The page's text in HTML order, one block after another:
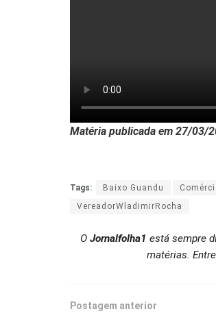
Matéria publicada em 27/03/
Tags: Baixo Guandu
VereadorWladimirRocha
O Jornalfolha1 está sempre
matérias.
Postagem anterior